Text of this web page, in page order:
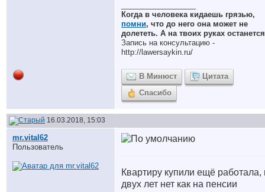
Когда в человека кидаешь грязью,
помни, что до него она может не
долететь. А на твоих руках
Запись на консультацию -
http://lawersaykin.ru/
В Минюст
Цитата
Спасибо
16.03.2018, 15:03
mr.vital62
Пользователь
Квартиру купили ещё работала,
двух лет нет как на пенсии